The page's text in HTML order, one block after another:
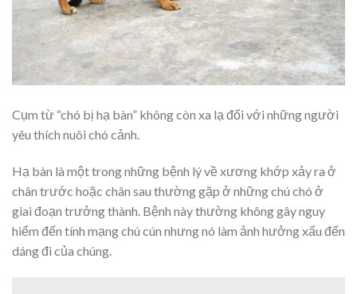
Cụm từ “chó bị hạ bàn” không còn xa lạ đối với những người
yêu thích nuôi chó cảnh.
Hạ bàn là một trong những bệnh lý về xương khớp xảy ra ở
chân trước hoặc chân sau thường gặp ở những chú chó ở
giai đoạn trưởng thành. Bệnh này thường không gây nguy
hiểm đến tính mạng chú cún nhưng nó làm ảnh hưởng xấu đến
dáng đi của chúng.